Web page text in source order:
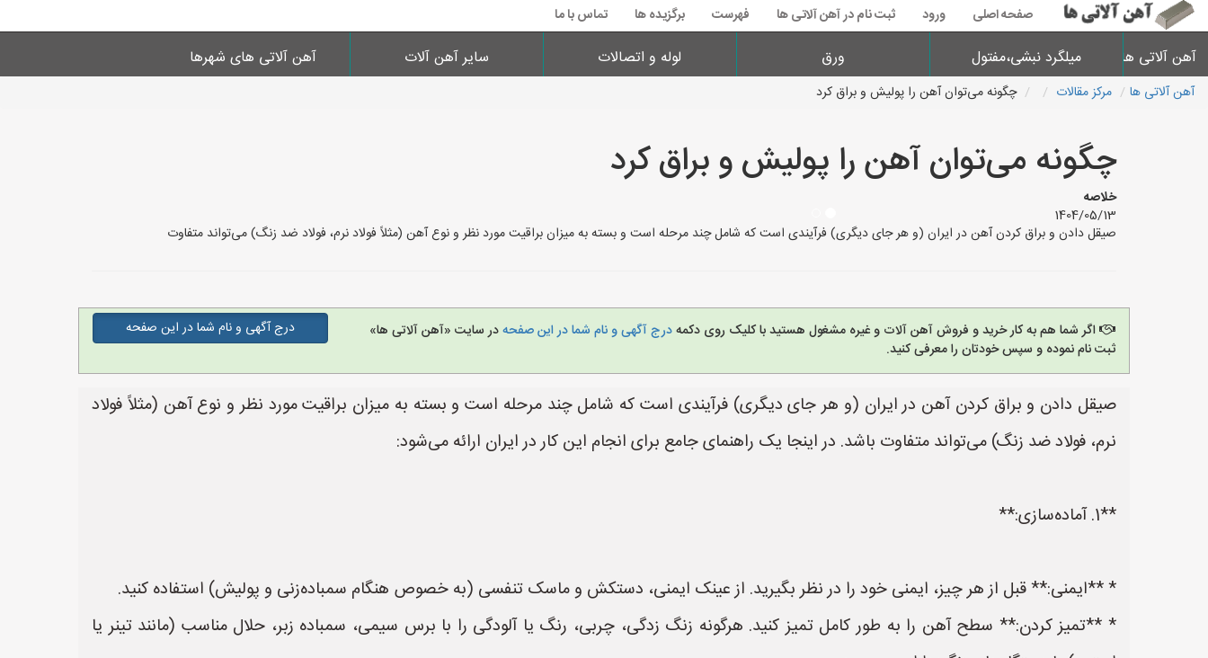
صفحه اصلی ورود ثبت نام در آهن آلاتی ها فهرست برگزیده ها تماس با ما
آهن آلاتی ها میلگرد نبشی،مفتول ورق لوله و اتصالات سایر آهن آلات آهن آلاتی های شهرها
آهن آلاتی ها مرکز مقالات چگونه می‌توان آهن را پولیش و براق کرد
چگونه می‌توان آهن را پولیش و براق کرد
خلاصه
1404/05/13
صیقل دادن و براق کردن آهن در ایران (و هر جای دیگری) فرآیندی است که شامل چند مرحله است و بسته به میزان براقیت مورد نظر و نوع آهن (مثلاً فولاد نرم، فولاد ضد زنگ) می‌تواند متفاوت
اگر شما هم به کار خرید و فروش آهن آلات و غیره مشغول هستید با کلیک روی دکمهدرج آگهی و نام شما در این صفحهدر سایت «آهن آلاتی ها»
ثبت نام نموده و سپس خودتان را معرفی کنید.
درج آگهی و نام شما در این صفحه
صیقل دادن و براق کردن آهن در ایران (و هر جای دیگری) فرآیندی است که شامل چند مرحله است و بسته به میزان براقیت مورد نظر و نوع آهن (مثلاً فولاد
نرم، فولاد ضد زنگ) می‌تواند متفاوت باشد. در اینجا یک راهنمای جامع برای انجام این کار در ایران ارائه می‌شود:
**1. آماده‌سازی:**
* **ایمنی:** قبل از هر چیز، ایمنی خود را در نظر بگیرید. از عینک ایمنی، دستکش و ماسک تنفسی (به خصوص هنگام سمباده‌زنی و پولیش) استفاده کنید.
* **تمیز کردن:** سطح آهن را به طور کامل تمیز کنید. هرگونه زنگ زدگی، چربی، رنگ یا آلودگی را با برس سیمی، سمباده زبر، حلال مناسب (مانند تینر یا